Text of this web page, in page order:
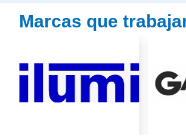
Marcas que